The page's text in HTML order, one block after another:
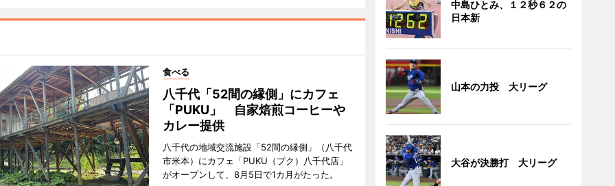
食べる
八千代「52間の縁側」にカフェ
「PUKU」 自家焙煎コーヒーや
カレー提供
八千代の地域交流施設「52間の縁側」（八千代
市米本）にカフェ「PUKU（プク）八千代店」
がオープンして、8月5日で1カ月がたった。
中島ひとみ、１２秒６２の
日本新
山本の力投 大リーグ
大谷が決勝打 大リーグ